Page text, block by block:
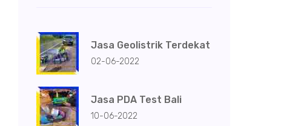
Jasa Geolistrik Terdekat
02-06-2022
Jasa PDA Test Bali
10-06-2022